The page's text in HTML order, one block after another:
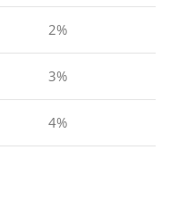
2%
3%
4%